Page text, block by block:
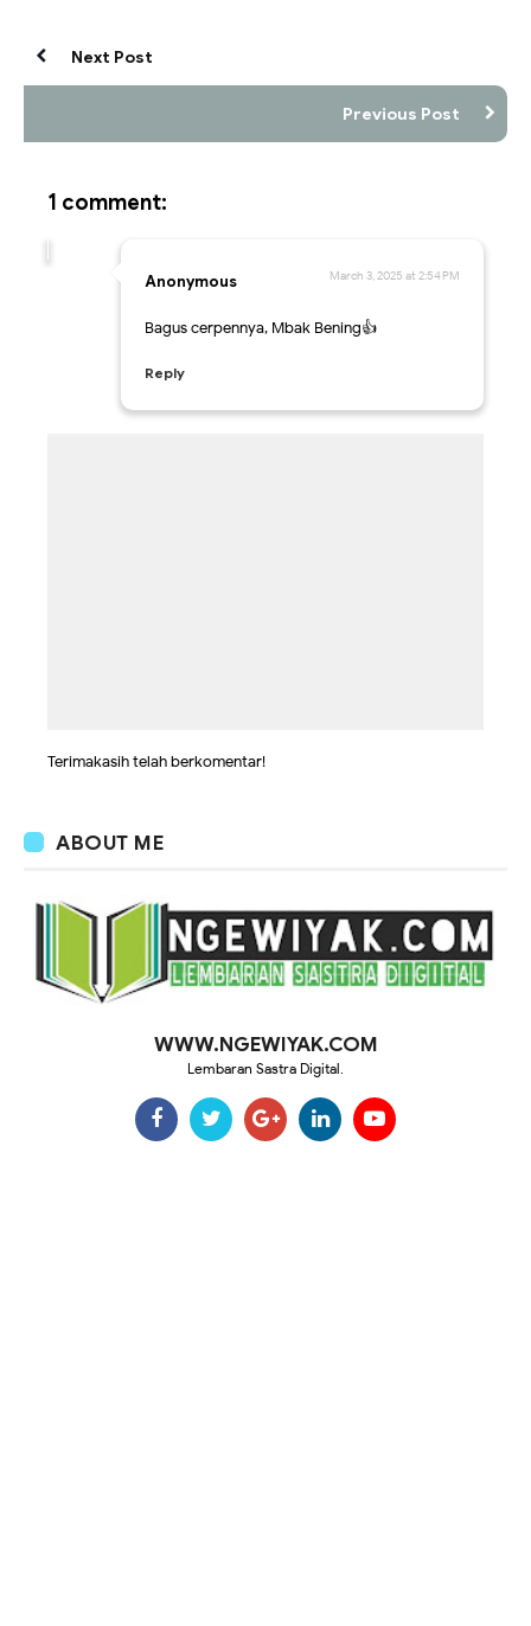
Next Post
Previous Post
1 comment:
Anonymous March 3, 2025 at 2:54 PM
Bagus cerpennya, Mbak Bening👍
Reply
Terimakasih telah berkomentar!
ABOUT ME
WWW.NGEWIYAK.COM
Lembaran Sastra Digital.